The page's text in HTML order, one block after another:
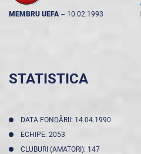
MEMBRU UEFA -- 10.02.1993
STATISTICA
DATA FONDĂRII: 14.04.1990
ECHIPE: 2053
CLUBURI (AMATORI): 147